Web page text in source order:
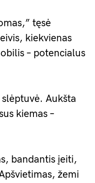
tęsė
kiekvienas
– potencialus
Aukšta
kiemas –
bandantis įeiti,
žemi